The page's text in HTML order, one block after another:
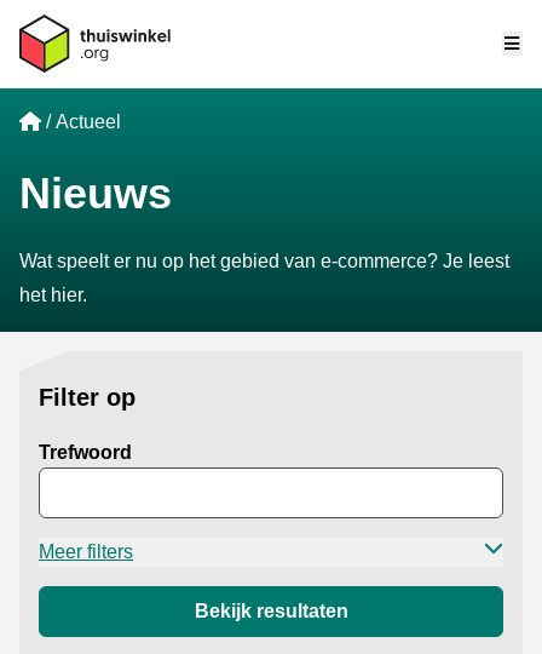
Home
Actueel
Nieuws
Wat speelt er nu op het gebied van e-commerce? Je leest
het hier.
Filter op
Trefwoord
Meer filters
Bekijk resultaten